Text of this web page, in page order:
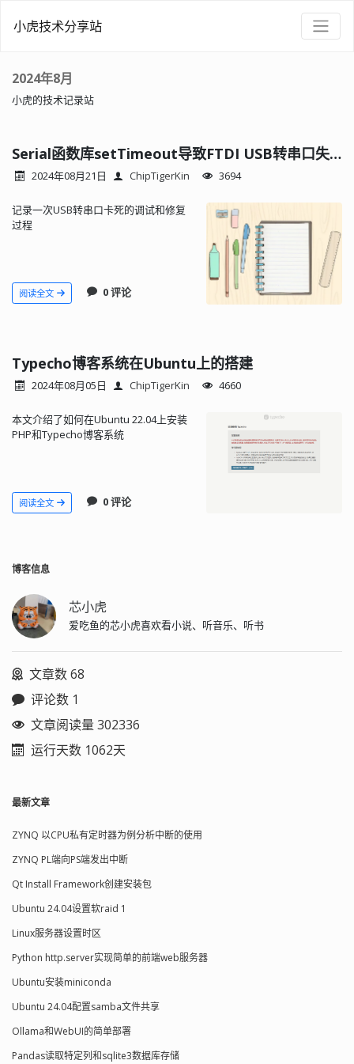
小虎技术分享站
2024年8月
小虎的技术记录站
Serial函数库setTimeout导致FTDI USB转串口失去响应
2024年08月21日 ChipTigerKin 3694
记录一次USB转串口卡死的调试和修复
过程
阅读全文 0 评论
Typecho博客系统在Ubuntu上的搭建
2024年08月05日 ChipTigerKin 4660
本文介绍了如何在Ubuntu 22.04上安装
PHP和Typecho博客系统
阅读全文 0 评论
博客信息
芯小虎
爱吃鱼的芯小虎喜欢看小说、听音乐、听书
文章数 68
评论数 1
文章阅读量 302336
运行天数 1062天
最新文章
ZYNQ 以CPU私有定时器为例分析中断的使用
ZYNQ PL端向PS端发出中断
Qt Install Framework创建安装包
Ubuntu 24.04设置软raid 1
Linux服务器设置时区
Python http.server实现简单的前端web服务器
Ubuntu安装miniconda
Ubuntu 24.04配置samba文件共享
Ollama和WebUI的简单部署
Pandas读取特定列和sqlite3数据库存储